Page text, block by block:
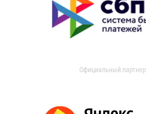
Официальный партнер